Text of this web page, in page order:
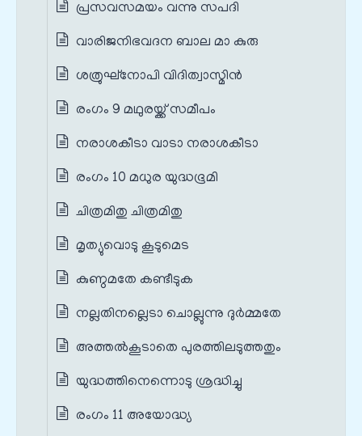
പ്രസവസമയം വന്നു സപദി
വാരിജനിഭവദന ബാല മാ കുരു
ശത്രുഘ്നോപി വിദിത്വാസ്മിന്‍
രംഗം 9 മഥുരയ്ക്ക് സമീപം
നരാശകീടാ വാടാ നരാശകീടാ
രംഗം 10 മധുര യുദ്ധഭൂമി
ചിത്രമിതു ചിത്രമിതു
മൃത്യുവൊടു കൂടുമെട
കുണ്ഠമതേ കണ്ടീടുക
നല്ലതിനല്ലെടാ ചൊല്ലുന്നു ദുര്‍മ്മതേ
അത്തല്‍കൂടാതെ പുരത്തിലടുത്തതും
യുദ്ധത്തിനെന്നൊടു ശ്രദ്ധിച്ചു
രംഗം 11 അയോദ്ധ്യ